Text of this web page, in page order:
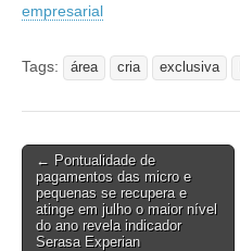
empresarial
Tags: área cria exclusiva
Post
navigation
← Pontualidade de
pagamentos das micro e
pequenas se recupera e
atinge em julho o maior nível
do ano revela indicador
Serasa Experian